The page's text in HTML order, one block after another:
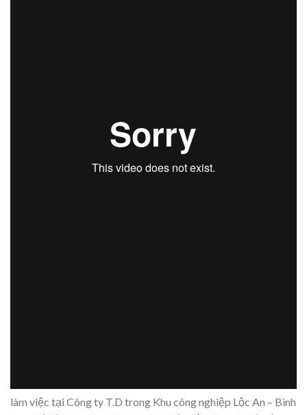
làm việc tại Công ty T.D trong Khu công nghiệp Lộc An – Bình